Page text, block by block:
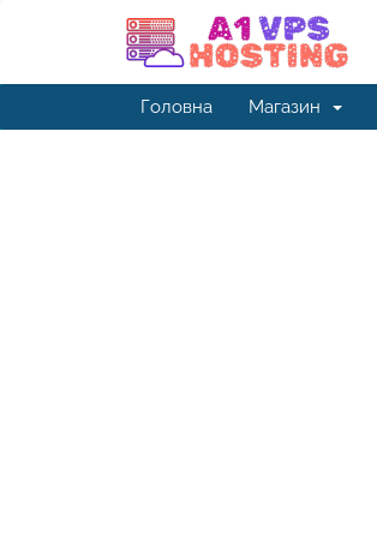
Головна Магазин